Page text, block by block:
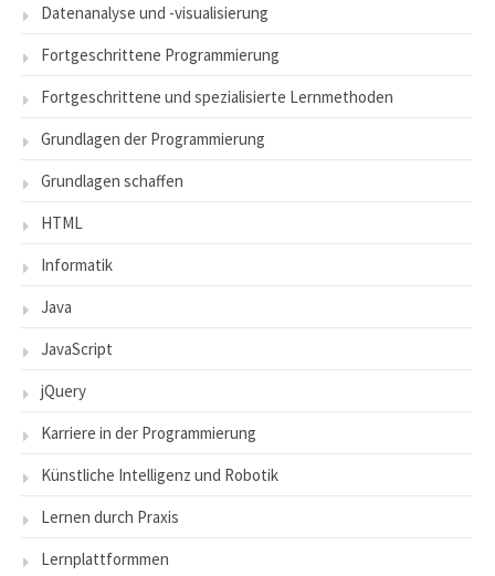
Datenanalyse und -visualisierung
Fortgeschrittene Programmierung
Fortgeschrittene und spezialisierte Lernmethoden
Grundlagen der Programmierung
Grundlagen schaffen
HTML
Informatik
Java
JavaScript
jQuery
Karriere in der Programmierung
Künstliche Intelligenz und Robotik
Lernen durch Praxis
Lernplattformmen